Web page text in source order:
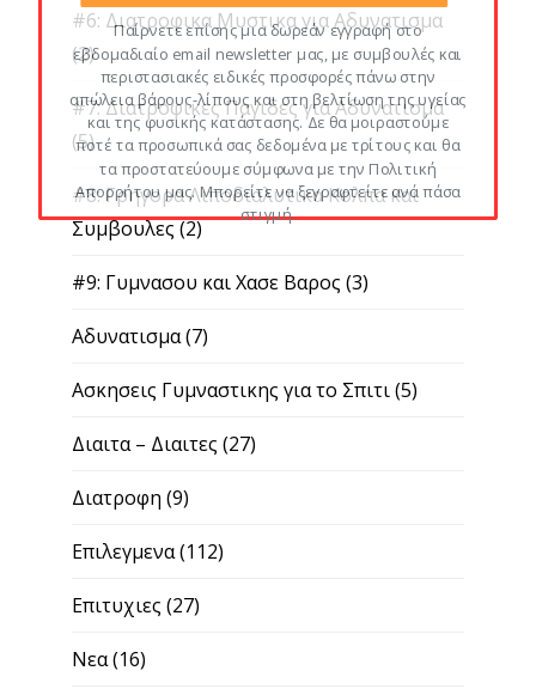
#6: Διατροφικα Μυστικα για Αδυνατισμα
(2)
#7: Διατροφικες Παγιδες για Αδυνατισμα
(5)
#8: Γρηγορα Λιποδιαλυτικα Κολπα και
Συμβουλες(2)
#9: Γυμνασου και Χασε Βαρος (3)
Αδυνατισμα(7)
Ασκησεις Γυμναστικης για το Σπιτι(5)
Διαιτα – Διαιτες (27)
Διατροφη (9)
Επιλεγμενα(112)
Επιτυχιες (27)
Νεα(16)
Παίρνετε επίσης μια δωρεάν εγγραφή στο
εβδομαδιαίο email newsletter μας, με συμβουλές και
περιστασιακές ειδικές προσφορές πάνω στην
απώλεια βάρους-λίπους και στη βελτίωση της υγείας
και της φυσικής κατάστασης. Δε θα μοιραστούμε
ποτέ τα προσωπικά σας δεδομένα με τρίτους και θα
τα προστατεύουμε σύμφωνα με την Πολιτική
Απορρήτου μας. Μπορείτε να ξεγραφτείτε ανά πάσα
στιγμή.